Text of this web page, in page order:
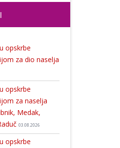
opskrbe
za dio naselja
opskrbe
za naselja
Medak,
03.08.2026
opskrbe